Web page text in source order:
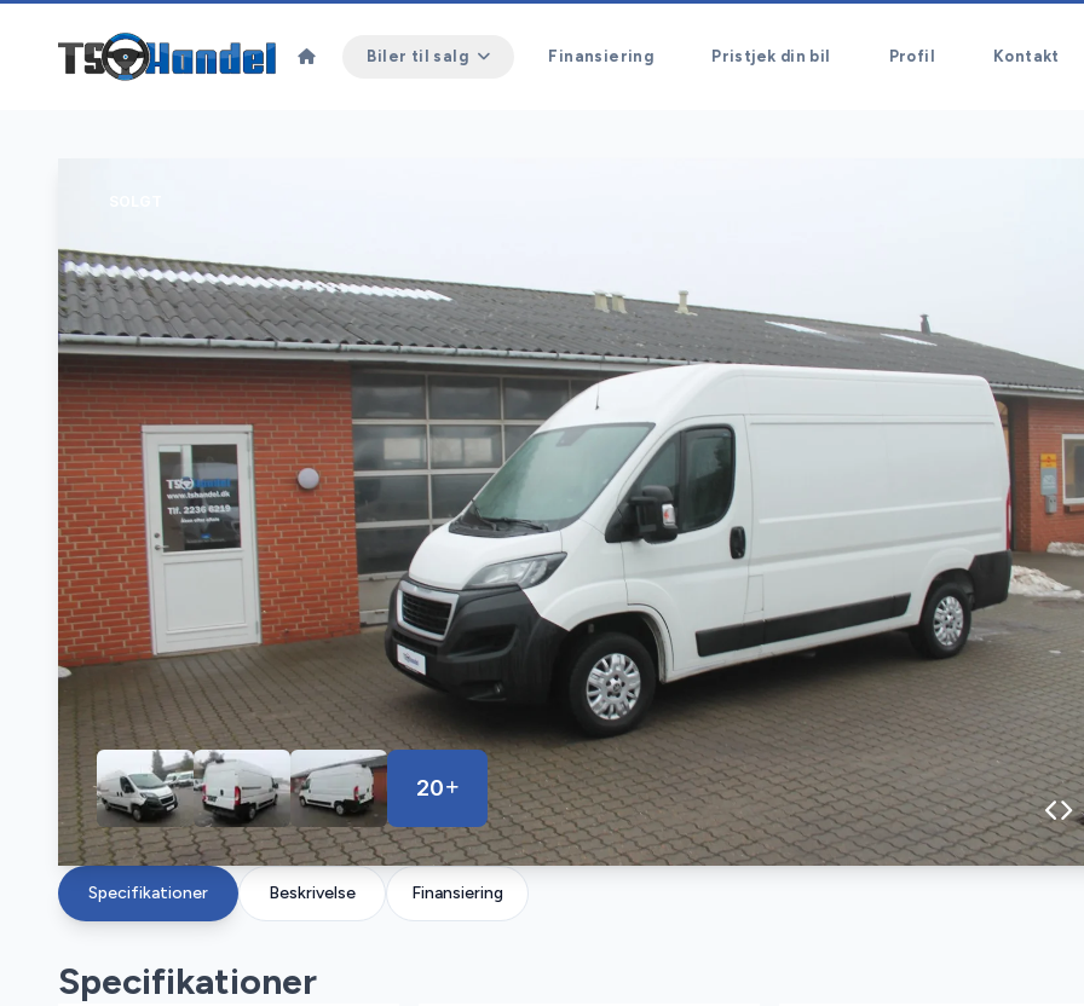
Biler til salg Finansiering Pristjek din bil Profil Kontakt
20
Specifikationer Beskrivelse Finansiering
Specifikationer